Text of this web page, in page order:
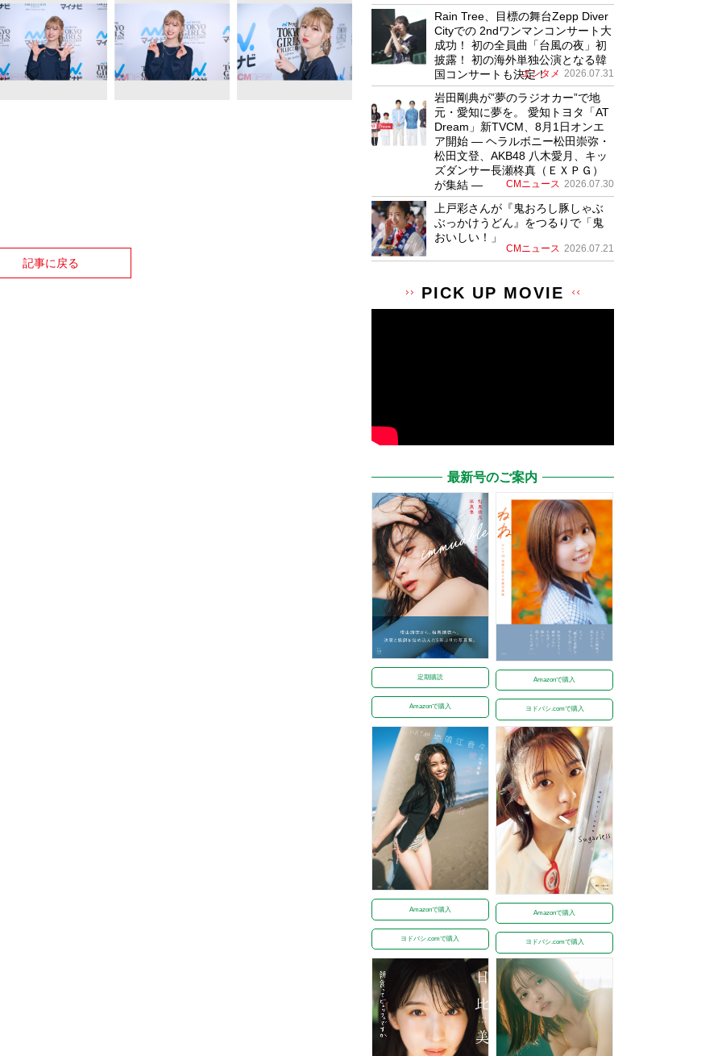
記事に戻る
Rain Tree、目標の舞台Zepp Diver
Cityでの 2ndワンマンコンサート大
成功！ 初の全員曲「台風の夜」初
披露！ 初の海外単独公演となる韓
国コンサートも決定！
エンタメ 2026.07.31
岩田剛典が”夢のラジオカー”で地
元・愛知に夢を。 愛知トヨタ「AT
Dream」新TVCM、8月1日オンエ
ア開始 ― ヘラルボニー松田崇弥・
松田文登、AKB48 八木愛月、キッ
ズダンサー長瀬柊真（ＥＸＰＧ）
が集結 ―
CMニュース 2026.07.30
上戸彩さんが『鬼おろし豚しゃぶ
ぶっかけうどん』をつるりで「鬼
おいしい！」
CMニュース 2026.07.21
PICK UP MOVIE
最新号のご案内
定期購読
Amazonで購入
Amazonで購入
ヨドバシ.comで購入
Amazonで購入
ヨドバシ.comで購入
Amazonで購入
ヨドバシ.comで購入